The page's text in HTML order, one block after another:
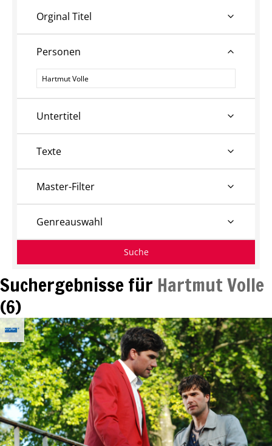
Suchergebnisse für Hartmut Volle
(6)
Orginal Titel
Personen
Personen
Untertitel
Texte
Master-Filter
Genreauswahl
Suche